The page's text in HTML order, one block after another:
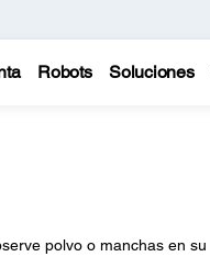
Robots Soluciones
polvo o manchas en su